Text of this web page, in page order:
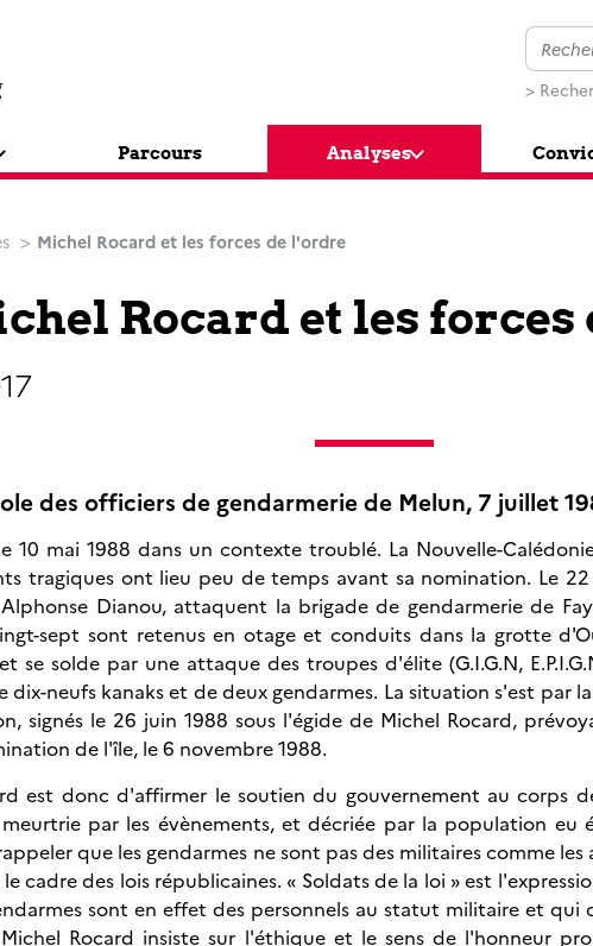
>
Parcours Analyses
Michel Rocard et les forces de l'ordre
Rocard et les forces
des officiers de gendarmerie de Melun, 7 juillet
10 mai 1988 dans un contexte troublé. La Nouvelle-
tragiques ont lieu peu de temps avant sa nomination. Le 22
Dianou, attaquent la brigade de gendarmerie de
sept sont retenus en otage et conduits dans la grotte
solde par une attaque des troupes d'élite (G.I.G.N,
neufs kanaks et de deux gendarmes. La situation s'est par
signés le 26 juin 1988 sous l'égide de Michel Rocard,
de l'île, le 6 novembre 1988.
est donc d'affirmer le soutien du gouvernement au corps
par les évènements, et décriée par la population eu
que les gendarmes ne sont pas des militaires comme les
cadre des lois républicaines. « Soldats de la loi » est
sont en effet des personnels au statut militaire et qui
Rocard insiste sur l'éthique et le sens de l'honneur